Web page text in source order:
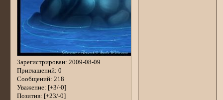
Зарегистрирован: 2009-08-09
Приглашений: 0
Сообщений: 218
Уважение: [+3/-0]
Позитив: [+23/-0]